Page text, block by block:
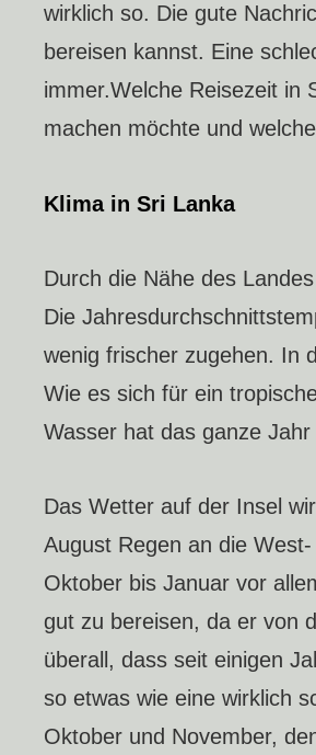
wirklich so. Die gute
bereisen kannst. Eine
immer.Welche Reisezeit in
machen möchte und
Klima in Sri Lanka
Durch die Nähe des
Die
wenig frischer zugehen. In
Wie es sich für ein
Wasser hat das ganze
Das Wetter auf der Insel
August Regen an die
Oktober bis Januar vor
gut zu bereisen, da er von
überall, dass seit einigen
so etwas wie eine wirklich
Oktober und November,